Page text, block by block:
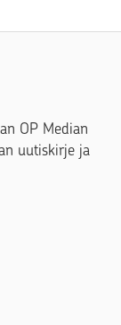
OP Median
uutiskirje ja